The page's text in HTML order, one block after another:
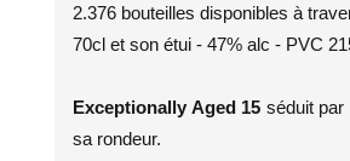
2.376 bouteilles disponibles à
70cl et son étui - 47% alc - PVC
Exceptionally Aged 15 séduit par
sa rondeur.